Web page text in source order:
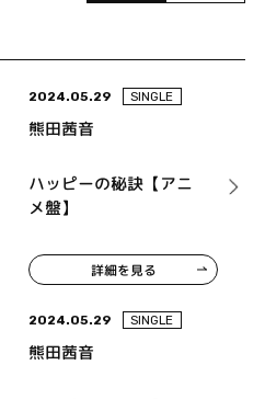
2024.05.29 SINGLE
熊田茜音
ハッピーの秘訣【アニ
メ盤】
詳細を見る
2024.05.29 SINGLE
熊田茜音